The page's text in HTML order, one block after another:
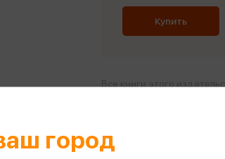
Купить
Поделиться
город